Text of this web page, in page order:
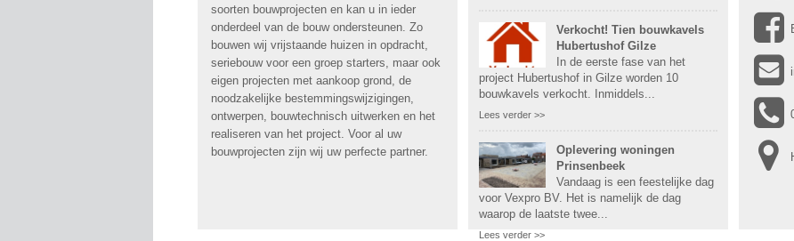
soorten bouwprojecten en kan u in ieder
onderdeel van de bouw ondersteunen. Zo
bouwen wij vrijstaande huizen in opdracht,
seriebouw voor een groep starters, maar ook
eigen projecten met aankoop grond, de
noodzakelijke bestemmingswijzigingen,
ontwerpen, bouwtechnisch uitwerken en het
realiseren van het project. Voor al uw
bouwprojecten zijn wij uw perfecte partner.
Verkocht! Tien bouwkavels
Hubertushof Gilze
In de eerste fase van het
project Hubertushof in Gilze worden 10
bouwkavels verkocht. Inmiddels...
Lees verder >>
Oplevering woningen
Prinsenbeek
Vandaag is een feestelijke dag
voor Vexpro BV. Het is namelijk de dag
waarop de laatste twee...
Lees verder >>